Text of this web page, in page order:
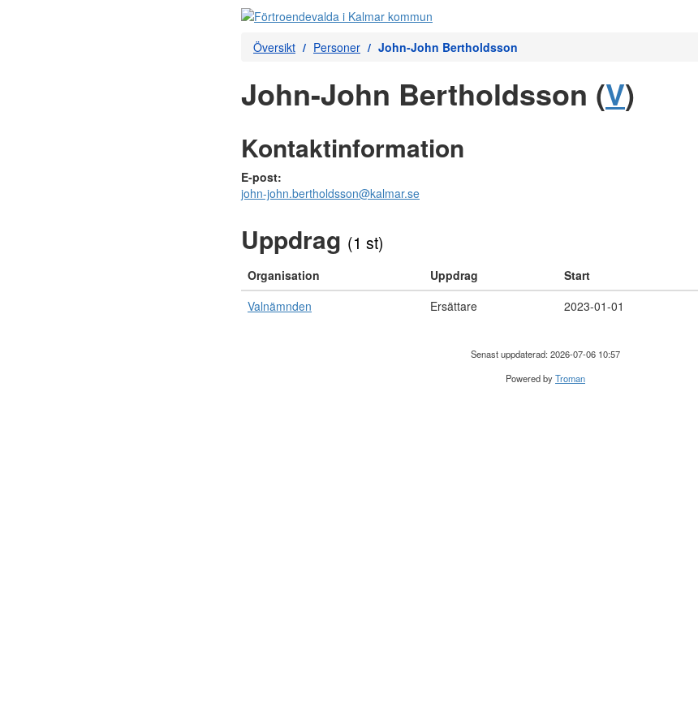
Översikt Personer John-John Bertholdsson
John-John Bertholdsson (V)
Kontaktinformation
E-post:
john-john.bertholdsson@kalmar.se
Uppdrag (1 st)
Organisation Uppdrag Start
Valnämnden
Ersättare 2023-01-01
Senast uppdaterad: 2026-07-06 10:57
Powered byTroman